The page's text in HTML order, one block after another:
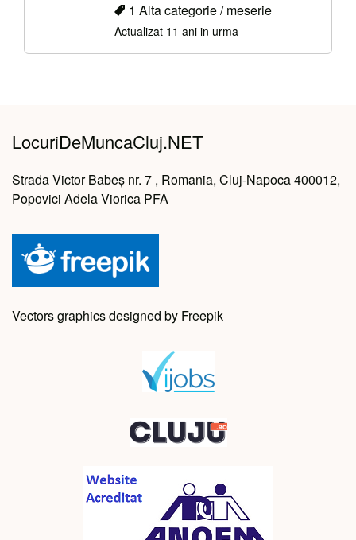
1 Alta categorie / meserie
Actualizat 11 ani in urma
LocuriDeMuncaCluj.NET
Strada Victor Babeș nr. 7 , Romania, Cluj-Napoca 400012,
Popovici Adela Viorica PFA
Vectors graphics designed by Freepik